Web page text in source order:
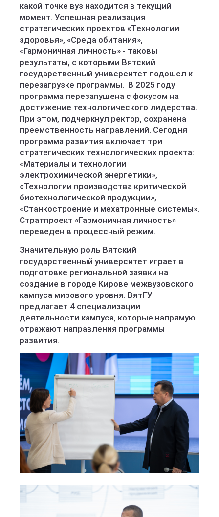
какой точке вуз находится в текущий
момент. Успешная реализация
стратегических проектов «Технологии
здоровья», «Среда обитания»,
«Гармоничная личность» - таковы
результаты, с которыми Вятский
государственный университет подошел к
перезагрузке программы. В 2025 году
программа перезапущена с фокусом на
достижение технологического лидерства.
При этом, подчеркнул ректор, сохранена
преемственность направлений. Сегодня
программа развития включает три
стратегических технологических проекта:
«Материалы и технологии
электрохимической энергетики»,
«Технологии производства критической
биотехнологической продукции»,
«Станкостроение и мехатронные системы».
Стратпроект «Гармоничная личность»
переведен в процессный режим.
Значительную роль Вятский
государственный университет играет в
подготовке региональной заявки на
создание в городе Кирове межвузовского
кампуса мирового уровня. ВятГУ
предлагает 4 специализации
деятельности кампуса, которые напрямую
отражают направления программы
развития.